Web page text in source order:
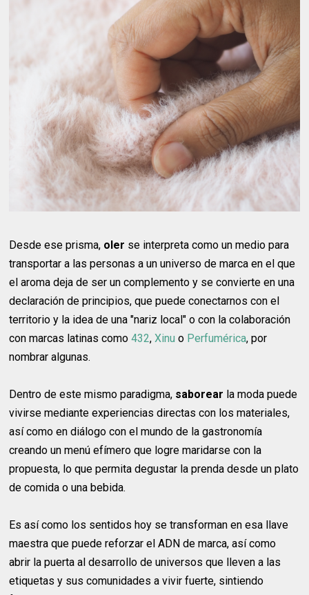
Desde ese prisma, oler se interpreta como un medio para
transportar a las personas a un universo de marca en el que
el aroma deja de ser un complemento y se convierte en una
declaración de principios, que puede conectarnos con el
territorio y la idea de una "nariz local" o con la colaboración
con marcas latinas como432,Xinu o Perfumérica, por
nombrar algunas.
Dentro de este mismo paradigma, saborear la moda puede
vivirse mediante experiencias directas con los materiales,
así como en diálogo con el mundo de la gastronomía
creando un menú efímero que logre maridarse con la
propuesta, lo que permita degustar la prenda desde un plato
de comida o una bebida.
Es así como los sentidos hoy se transforman en esa llave
maestra que puede reforzar el ADN de marca, así como
abrir la puerta al desarrollo de universos que lleven a las
etiquetas y sus comunidades a vivir fuerte, sintiendo